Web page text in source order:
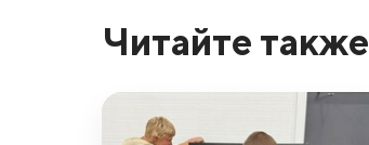
Читайте также